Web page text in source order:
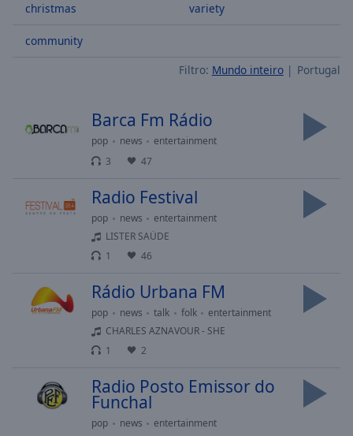
Mute
Time0:00
Stream
behind
LIVE
Playback
Chapters
christmas
community
variety
Filtro: Mundo inteiro Portugal
Barca Fm Rádio
pop news
entertainment
3
47
Radio Festival
pop news
entertainment
LISTER SAÚDE
1
46
Rádio Urbana FM
pop news talk folk
entertainment
CHARLES AZNAVOUR - SHE
1
2
Radio Posto Emissor do
Funchal
pop news
entertainment